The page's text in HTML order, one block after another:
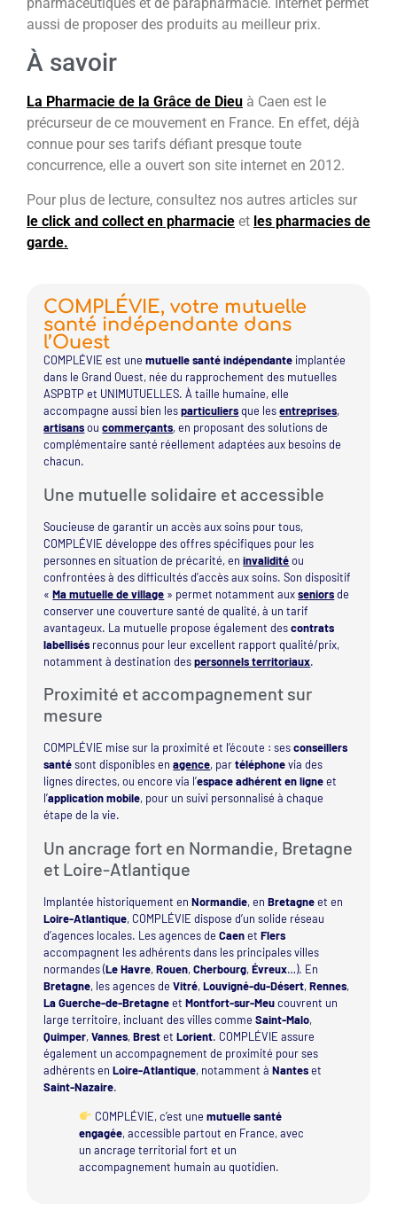
aussi de proposer des produits au meilleur prix.
À savoir
La Pharmacie de la Grâce de Dieu à Caen est le
précurseur de ce mouvement en France. En effet, déjà
connue pour ses tarifs défiant presque toute
concurrence, elle a ouvert son site internet en 2012.
Pour plus de lecture, consultez nos autres articles sur
le click and collect en pharmacie et les pharmacies de
garde.
COMPLÉVIE, votre mutuelle
santé indépendante dans
l’Ouest
COMPLÉVIE est unemutuelle santé indépendante implantée
dans le Grand Ouest, née du rapprochement des mutuelles
ASPBTP et UNIMUTUELLES. À taille humaine, elle
accompagne aussi bien lesparticuliersque lesentreprises,
artisansoucommerçants, en proposant des solutions de
complémentaire santé réellement adaptées aux besoins de
chacun.
Une mutuelle solidaire et accessible
Soucieuse de garantir un accès aux soins pour tous,
COMPLÉVIE développe des offres spécifiques pour les
personnes en situation de précarité, eninvaliditéou
confrontées à des difficultés d’accès aux soins. Son dispositif
«Ma mutuelle de village » permet notamment auxseniorsde
conserver une couverture santé de qualité, à un tarif
avantageux. La mutuelle propose également descontrats
labellisés reconnus pour leur excellent rapport qualité/prix,
notamment à destination despersonnels territoriaux.
Proximité et accompagnement sur
mesure
COMPLÉVIE mise sur la proximité et l’écoute : sesconseillers
santésont disponibles enagence, partéléphonevia des
lignes directes, ou encore via l’espace adhérent en ligneet
l’application mobile, pour un suivi personnalisé à chaque
étape de la vie.
Un ancrage fort en Normandie, Bretagne
et Loire-Atlantique
Implantée historiquement enNormandie, enBretagneet en
Loire-Atlantique, COMPLÉVIE dispose d’un solide réseau
d’agences locales. Les agences deCaenetFlers
accompagnent les adhérents dans les principales villes
normandes (Le Havre,Rouen,Cherbourg,Évreux…). En
Bretagne, les agences deVitré,Louvigné-du-Désert,Rennes,
La Guerche-de-BretagneetMontfort-sur-Meucouvrent un
large territoire, incluant des villes commeSaint-Malo,
Quimper,Vannes,BrestetLorient. COMPLÉVIE assure
également un accompagnement de proximité pour ses
adhérents enLoire-Atlantique, notamment àNanteset
Saint-Nazaire.
COMPLÉVIE, c’est une mutuelle santé
engagée, accessible partout en France, avec
un ancrage territorial fort et un
accompagnement humain au quotidien.